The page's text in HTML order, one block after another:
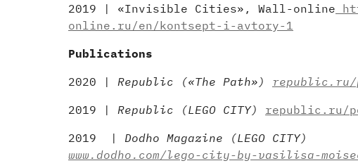
2019 | «Invisible Cities», Wall-online
online.ru/en/kontsept-i-avtory-1
Publications
2020 | Republic («The Path») republic.ru/
2019 | Republic (LEGO CITY) republic.ru/
2019
|
Dodho Magazine (LEGO CITY)
www.dodho.com/lego-city-by-vasilisa-